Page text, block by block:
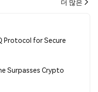
더 많은
Protocol for Secure
Surpasses Crypto